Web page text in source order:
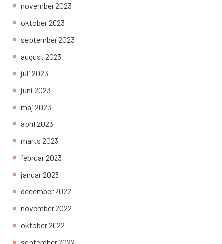
november 2023
oktober 2023
september 2023
august 2023
juli 2023
juni 2023
maj 2023
april 2023
marts 2023
februar 2023
januar 2023
december 2022
november 2022
oktober 2022
september 2022